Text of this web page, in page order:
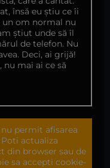
însă eu știu ce îi
un om normal nu
știut unde să îl
de telefon. Nu
Deci, ai grijă!
nu mai ai ce să
permit afisarea
actualiza
din browser sau de
sa accepti cookie-